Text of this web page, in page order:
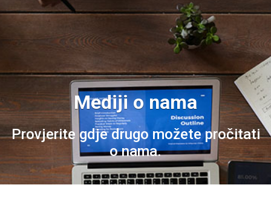
Mediji o nama
Provjerite gdje drugo možete pročitati
o nama.